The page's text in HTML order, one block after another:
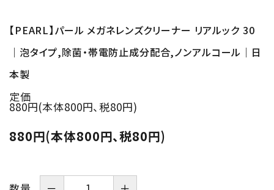
ACCOUNT MENU
ようこそ 会員名 様
meeting_room ログイン
【PEARL】パール メガネレンズクリーナー リアルック 30
｜泡タイプ,除菌・帯電防止成分配合,ノンアルコール｜日
本製
定価
880円(本体800円、税80円)
880円(本体800円、税80円)